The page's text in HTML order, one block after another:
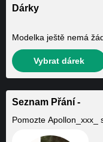
Dárky
Modelka ještě nemá
Vybrat dárek
Seznam Přání -
Pomozte Apollon_xxx_